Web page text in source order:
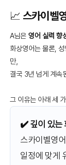
📈 스카이벨
A님은 영어 실력 향
화상영어는 물론,
만,
결국 3년 넘게 계속
그 이유는 아래 세
✔️ 깊이 있는
스카이벨영
일정에 맞게